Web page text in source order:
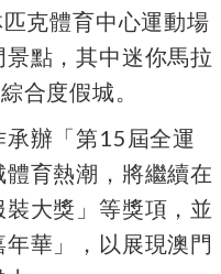
克體育中心運動場
點，其中迷你馬拉
合度假城。
辦「第15屆全運
育熱潮，將繼續在
大獎」等獎項，並
華」，以展現澳門